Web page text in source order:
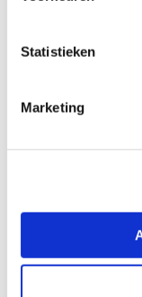
Statistieken
Marketing
Specificaties,
garantie dat de
Afmetingen en het